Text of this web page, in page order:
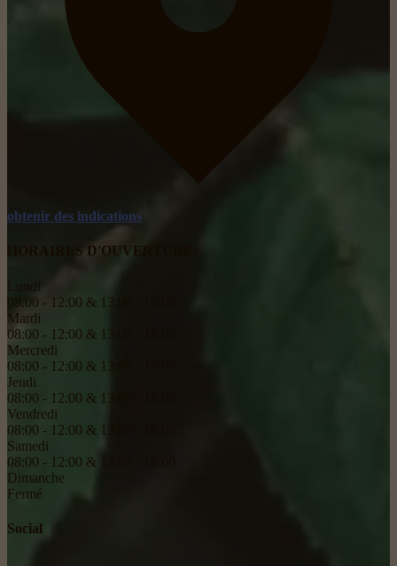
obtenir des indications
HORAIRES D'OUVERTURE:
08:00 - 12:00 & 13:00 - 18:00
Mardi
08:00 - 12:00 & 13:00 - 18:00
Mercredi
08:00 - 12:00 & 13:00 - 18:00
Jeudi
08:00 - 12:00 & 13:00 - 18:00
Vendredi
08:00 - 12:00 & 13:00 - 18:00
Samedi
08:00 - 12:00 & 13:00 - 16:00
Dimanche
Fermé
Social